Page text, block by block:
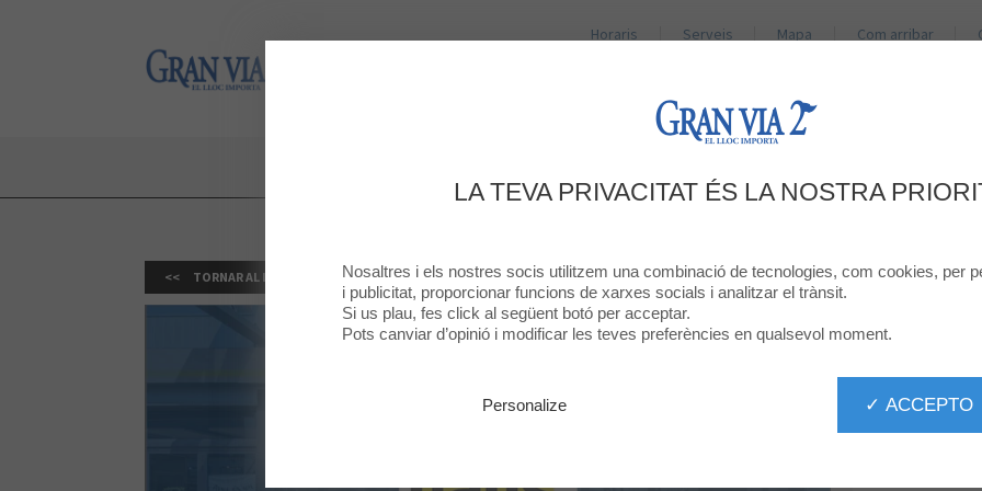
Gran Via 2
Horaris Serveis Mapa Com arribar
10% DE DESCUENTO EN TODOS LOS
LA CARTA
TORNAR AL LLISTAT
LA TEVA PRIVACITAT ÉS LA NOSTRA
Nosaltres i els nostres socis utilitzem una combinació de tecnologies, com cookies, per
i publicitat, proporcionar funcions de xarxes socials i analitzar el trànsit.
Si us plau, fes click al següent botó per acceptar.
Pots canviar d’opinió i modificar les teves preferències en qualsevol moment.
✓ ACCEPTO
Personalize